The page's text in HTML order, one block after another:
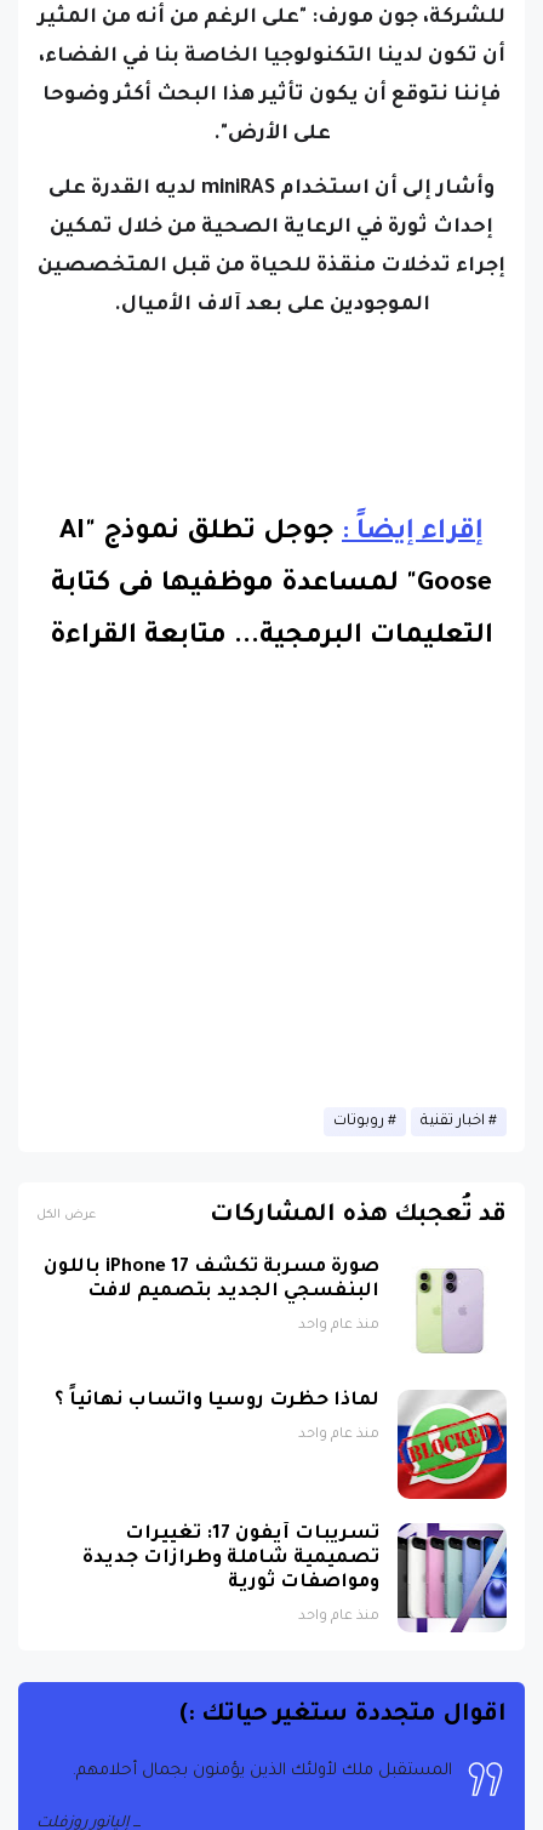
للشركة، جون مورف: "على الرغم من أنه من المثير
أن تكون لدينا التكنولوجيا الخاصة بنا في الفضاء،
فإننا نتوقع أن يكون تأثير هذا البحث أكثر وضوحا
على الأرض".
وأشار إلى أن استخدام miniRAS لديه القدرة على
إحداث ثورة في الرعاية الصحية من خلال تمكين
إجراء تدخلات منقذة للحياة من قبل المتخصصين
الموجودين على بعد آلاف الأميال.
إقراء إيضاً :
جوجل تطلق نموذج "AI
Goose" لمساعدة موظفيها فى كتابة
التعليمات البرمجية... متابعة القراءة
اخبار تقنية روبوتات
قد تُعجبك هذه المشاركات عرض الكل
صورة مسربة تكشف iPhone 17 باللون
البنفسجي الجديد بتصميم لافت
منذ عام واحد
لماذا حظرت روسيا واتساب نهائياً ؟
منذ عام واحد
تسريبات آيفون 17: تغييرات
تصميمية شاملة وطرازات جديدة
ومواصفات ثورية
منذ عام واحد
اقوال متجددة ستغير حياتك :)
المستقبل ملك لأولئك الذين يؤمنون بجمال أحلامهم.
إليانور روزفلت